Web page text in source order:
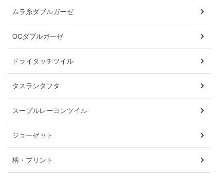
ムラ糸ダブルガーゼ
OCダブルガーゼ
ドライタッチツイル
タスランタフタ
スープルレーヨンツイル
ジョーゼット
柄・プリント